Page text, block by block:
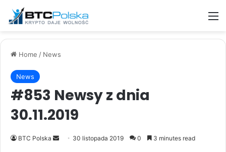
Home / News
News
#853 Newsy z dnia
30.11.2019
BTC Polska
Send 30 listopada 2019 0 3 minutes read